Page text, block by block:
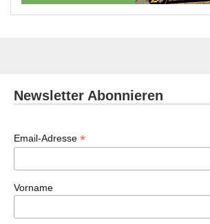
Newsletter Abonnieren
Email-Adresse *
Vorname